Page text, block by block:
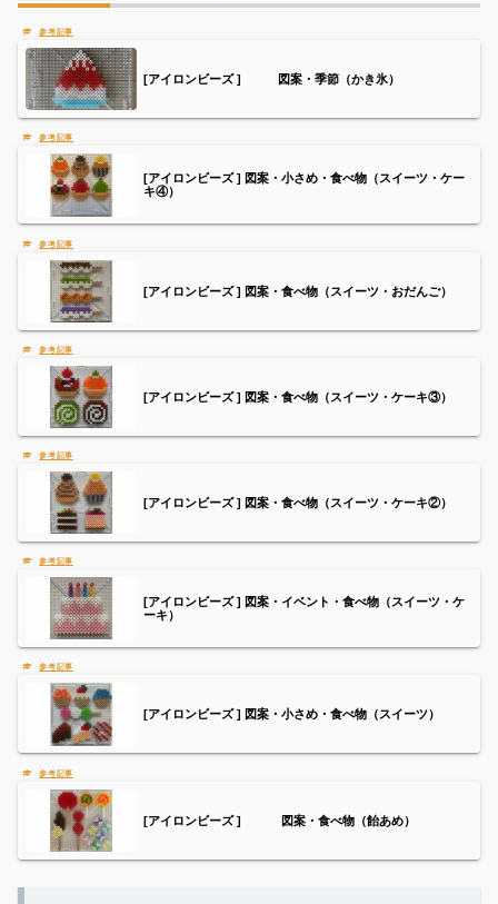
[アイロンビーズ ] 図案・季節（かき氷）
[アイロンビーズ ] 図案・小さめ・食べ物（スイーツ・ケー
キ④）
[アイロンビーズ ] 図案・食べ物（スイーツ・おだんご）
[アイロンビーズ ] 図案・食べ物（スイーツ・ケーキ③）
[アイロンビーズ ] 図案・食べ物（スイーツ・ケーキ②）
[アイロンビーズ ] 図案・イベント・食べ物（スイーツ・ケ
ーキ）
[アイロンビーズ ] 図案・小さめ・食べ物（スイーツ）
[アイロンビーズ ] 図案・食べ物（飴あめ）